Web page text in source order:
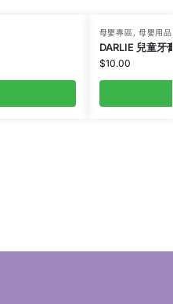
母嬰專區, 母嬰用品
DARLIE 兒童
$10.00